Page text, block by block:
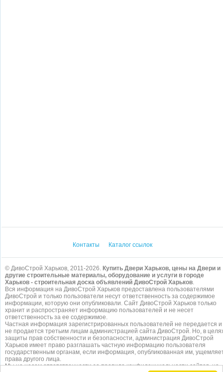
Контакты Каталог ссылок
© ДивоСтрой Харьков, 2011-2026. Купить Двери Харьков, цены на Двери и
другие строительные материалы, оборудование и услуги в городе
Харьков - строительная доска объявлений ДивоСтрой Харьков.
Вся информация на ДивоСтрой Харьков предоставлена пользователями
ДивоСтрой и только пользователи несут ответственность за содержимое
информации, которую они опубликовали. Сайт ДивоСтрой Харьков только
хранит и распространяет информацию пользователей и не несет
ответственность за ее содержимое.
Частная информация зарегистрированных пользователей не передается и
не продается третьим лицам администрацией сайта ДивоСтрой. Но, в
защиты прав собственности и безопасности, администрация ДивоСтрой
Харьков имеет право разглашать частную информацию пользователя
государственным органам, если информация, опубликованная им,
права другого лица.
Мы не несем ответственности за правила конфиденциальности сайтов, на